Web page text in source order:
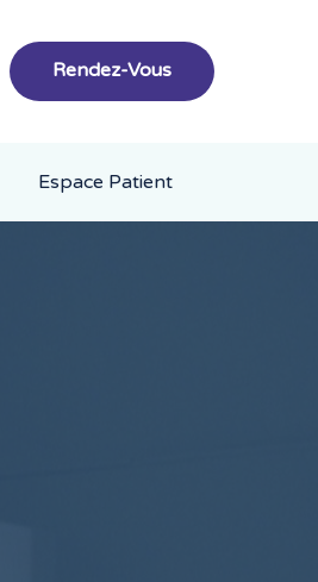
Rendez-Vous
Espace Patient